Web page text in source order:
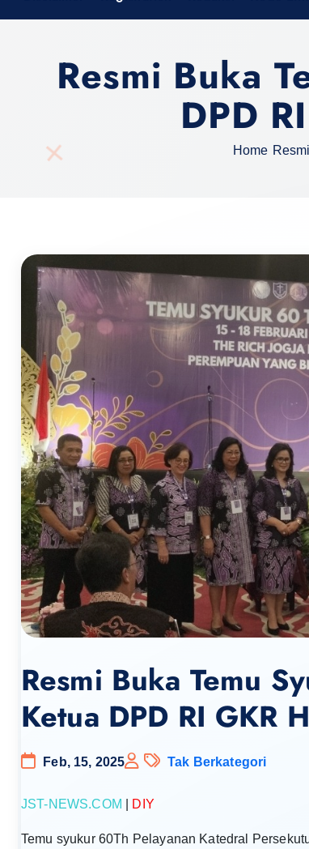
r
:
Resmi Buka
DPD
Home
Resmi Buka Temu
Ketua DPD RI GKR
Feb, 15, 2025 Tak Berkategori
JST-NEWS.COM DIY
Temu syukur 60Th Pelayanan Katedral